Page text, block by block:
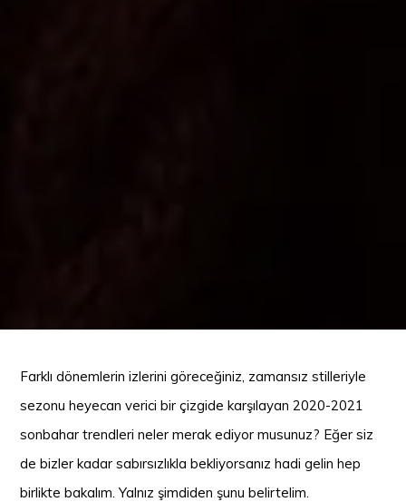
Farklı dönemlerin izlerini göreceğiniz, zamansız stilleriyle
sezonu heyecan verici bir çizgide karşılayan 2020-2021
sonbahar trendleri neler merak ediyor musunuz? Eğer siz
de bizler kadar sabırsızlıkla bekliyorsanız hadi gelin hep
birlikte bakalım. Yalnız şimdiden şunu belirtelim.